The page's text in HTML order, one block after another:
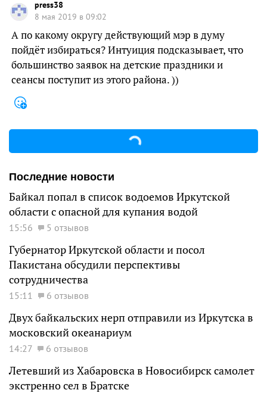
press38
8 мая 2019 в 09:02
А по какому округу действующий мэр в думу
пойдёт избираться? Интуиция подсказывает, что
большинство заявок на детские праздники и
сеансы поступит из этого района. ))
Последние новости
Байкал попал в список водоемов Иркутской
области с опасной для купания водой
15:56 5 отзывов
Губернатор Иркутской области и посол
Пакистана обсудили перспективы
сотрудничества
15:11 6 отзывов
Двух байкальских нерп отправили из Иркутска в
московский океанариум
14:27 6 отзывов
Летевший из Хабаровска в Новосибирск самолет
экстренно сел в Братске